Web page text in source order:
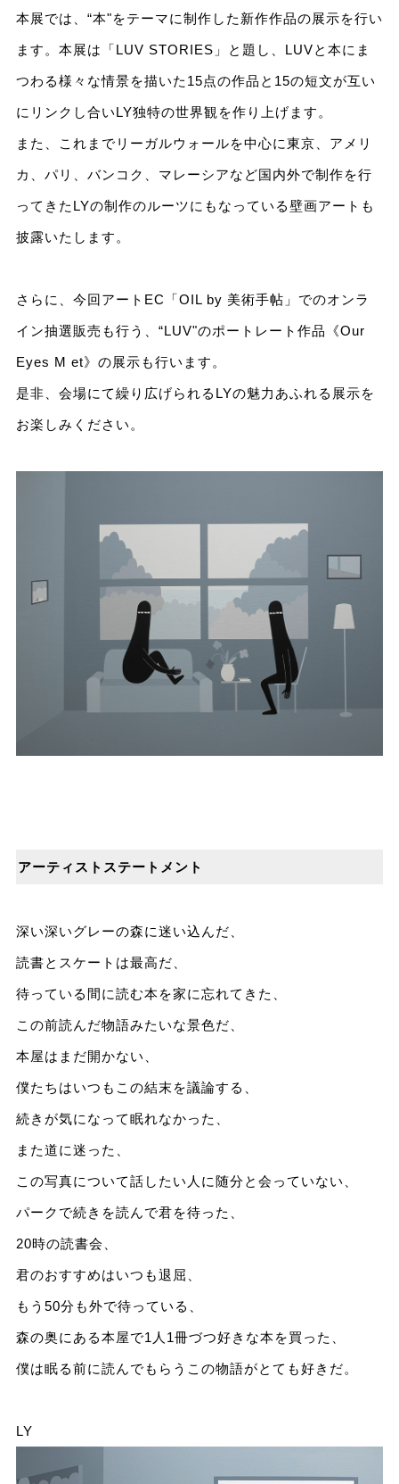
本展では、“本"をテーマに制作した新作作品の展⽰を⾏い
ます。本展は「LUV STORIES」と題し、LUVと本にま
つわる様々な情景を描いた15点の作品と15の短⽂が互い
にリンクし合いLY独特の世界観を作り上げます。
また、これまでリーガルウォールを中⼼に東京、アメリ
カ、パリ、バンコク、マレーシアなど国内外で制作を⾏
ってきたLYの制作のルーツにもなっている壁画アートも
披露いたします。
さらに、今回アートEC「OIL by 美術⼿帖」でのオンラ
イン抽選販売も⾏う、“LUV"のポートレート作品《Our
Eyes M et》の展⽰も⾏います。
是⾮、会場にて繰り広げられるLYの魅⼒あふれる展⽰を
お楽しみください。
アーティストステートメント
深い深いグレーの森に迷い込んだ、
読書とスケートは最⾼だ、
待っている間に読む本を家に忘れてきた、
この前読んだ物語みたいな景⾊だ、
本屋はまだ開かない、
僕たちはいつもこの結末を議論する、
続きが気になって眠れなかった、
また道に迷った、
この写真について話したい⼈に随分と会っていない、
パークで続きを読んで君を待った、
20時の読書会、
君のおすすめはいつも退屈、
もう50分も外で待っている、
森の奥にある本屋で1⼈1冊づつ好きな本を買った、
僕は眠る前に読んでもらうこの物語がとても好きだ。
LY